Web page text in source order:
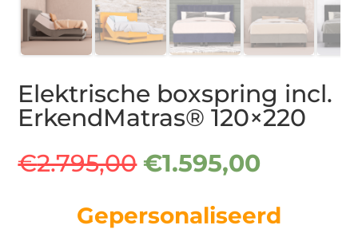
Elektrische boxspring incl.
ErkendMatras® 120×220
€2.795,00 Oorspronkelijke
prijs
€2.795,00.
€1.595,00Huidige
is:
Gepersonaliseerd